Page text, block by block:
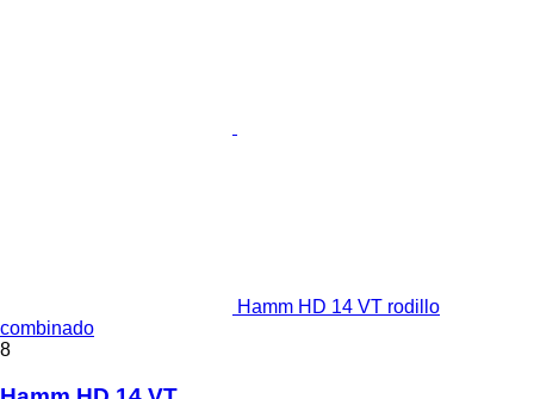
Hamm HD 14 VT rodillo
combinado
8